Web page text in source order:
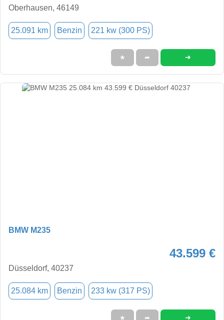
Oberhausen, 46149
25.091 km Benzin 221 kw (300 PS)
★ ➦ ➜
BMW M235
43.599 €
Düsseldorf, 40237
25.084 km Benzin 233 kw (317 PS)
★ ➦ ➜